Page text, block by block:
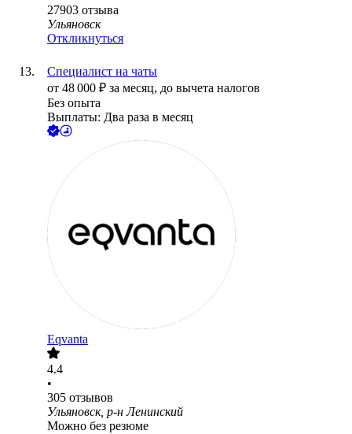
27903 отзыва
Ульяновск
Откликнуться
Специалист на чаты
от 48 000 ₽ за месяц, до вычета налогов
Без опыта
Выплаты: Два раза в месяц
Eqvanta
4.4
•
305 отзывов
Ульяновск, р-н Ленинский
Можно без резюме